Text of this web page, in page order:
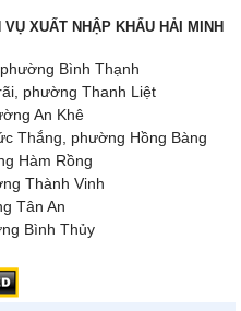
XUẤT NHẬP KHẨU HẢI MINH
Bình Thạnh
phường Thanh Liệt
An Khê
Thắng, phường Hồng Bàng
Hàm Rồng
Thành Vinh
Tân An
Bình Thủy